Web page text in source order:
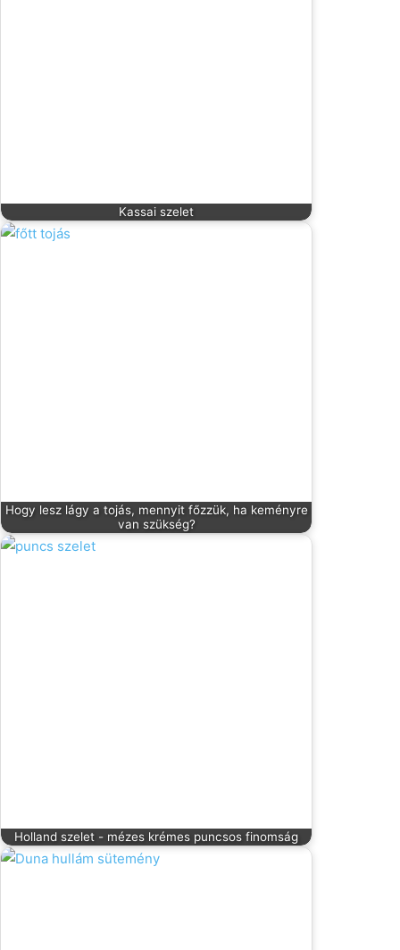
Kassai szelet
Hogy lesz lágy a tojás, mennyit főzzük, ha keményre
van szükség?
Holland szelet - mézes krémes puncsos finomság